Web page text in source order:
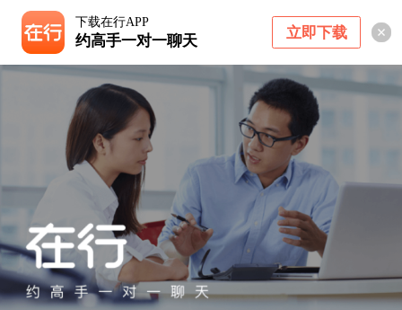
下载在行APP
约高手一对一聊天 立即下载